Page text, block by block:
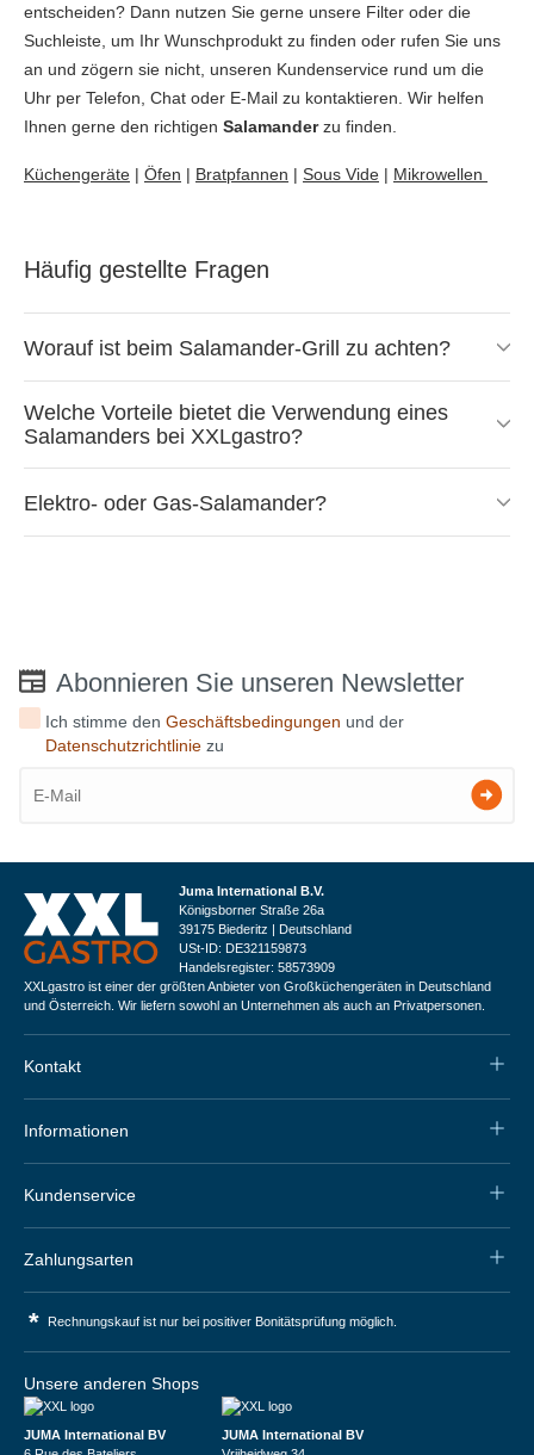
entscheiden? Dann nutzen Sie gerne unsere Filter oder die
Suchleiste, um Ihr Wunschprodukt zu finden oder rufen Sie uns
an und zögern sie nicht, unseren Kundenservice rund um die
Uhr per Telefon, Chat oder E-Mail zu kontaktieren. Wir helfen
Ihnen gerne den richtigen Salamanderzu finden.
Küchengeräte | Öfen | Bratpfannen | Sous Vide | Mikrowellen
Häufig gestellte Fragen
Worauf ist beim Salamander-Grill zu achten?
Welche Vorteile bietet die Verwendung eines
Salamanders bei XXLgastro?
Elektro- oder Gas-Salamander?
Abonnieren Sie unseren Newsletter
Ich stimme denGeschäftsbedingungen und der
Datenschutzrichtlinie zu
Juma International B.V.
Königsborner Straße 26a
39175 Biederitz | Deutschland
USt-ID: DE321159873
Handelsregister: 58573909
XXLgastro ist einer der größten Anbieter von Großküchengeräten in Deutschland
und Österreich. Wir liefern sowohl an Unternehmen als auch an Privatpersonen.
Kontakt
Informationen
Kundenservice
Zahlungsarten
* Rechnungskauf ist nur bei positiver Bonitätsprüfung möglich.
Unsere anderen Shops
JUMA International BV
JUMA International BV